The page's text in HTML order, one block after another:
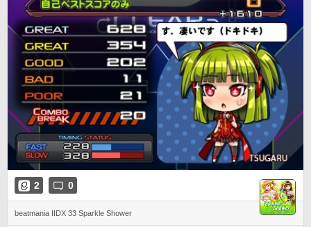
2 0
beatmania IIDX 33 Sparkle Shower